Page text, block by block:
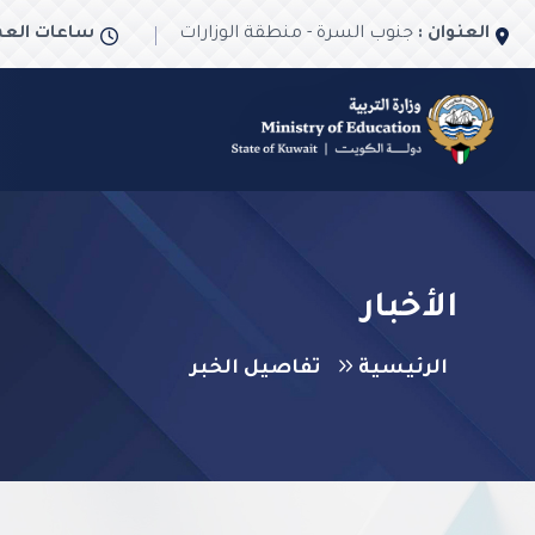
العنوان : جنوب السرة - منطقة الوزارات ساعات
الأخبار
الرئيسية تفاصيل الخبر